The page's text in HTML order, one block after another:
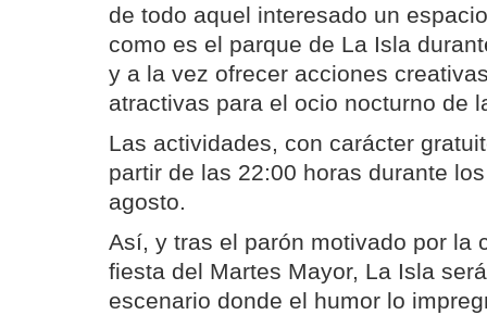
de todo aquel interesado un
como es el parque de La Isla
y a la vez ofrecer acciones
atractivas para el ocio nocturno de
Las actividades, con carácter
partir de las 22:00 horas durante
agosto.
Así, y tras el parón motivado por la
fiesta del Martes Mayor, La Isla
escenario donde el humor lo